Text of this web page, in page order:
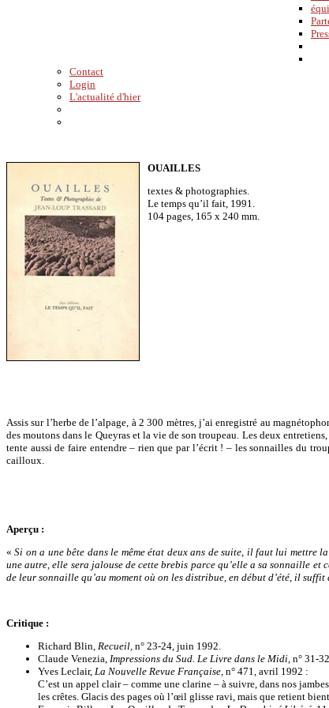
Contact
Login
L'actualité d'hier
OUAILLES
textes & photographies.
Le temps qu’il fait, 1991.
104 pages, 165 x 240 mm.
Assis sur l’herbe de l’alpage, à 2 300 mètres, j’ai enregistré au
des moutons dans le Queyras et la vie de son troupeau. Les deux
tente aussi de faire entendre – rien que par l’écrit ! – les sonnailles du
cailloux.
Aperçu :
«Si on a une bête dans le même état deux ans de suite, il faut lui mettre
une autre, elle sera jalouse de cette brebis parce qu’elle a sa sonnaille
de leur sonnaille qu’au moment où on les distribue, en début d’été, il
Critique :
Richard Blin, Recueil, n° 23-24, juin 1992.
Claude Venezia, Impressions du Sud. Le Livre dans le Midi, n° 31-
Yves Leclair, La Nouvelle Revue Française, n° 471, avril 1992 :
C’est un appel clair – comme une clarine – à suivre, dans nos
les crêtes. Glacis des pages où l’œil glisse ravi, mais que retient